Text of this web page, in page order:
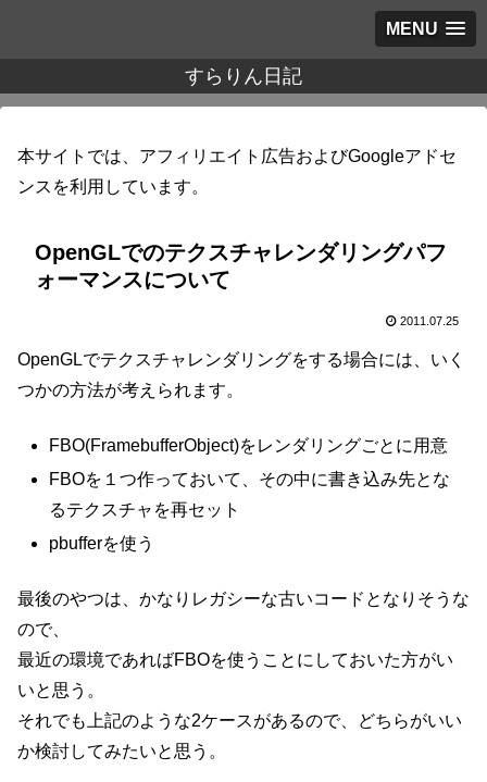
MENU
すらりん日記
本サイトでは、アフィリエイト広告およびGoogleアドセ
ンスを利用しています。
OpenGLでのテクスチャレンダリングパフ
ォーマンスについて
2011.07.25
OpenGLでテクスチャレンダリングをする場合には、いく
つかの方法が考えられます。
FBO(FramebufferObject)をレンダリングごとに用意
FBOを１つ作っておいて、その中に書き込み先とな
るテクスチャを再セット
pbufferを使う
最後のやつは、かなりレガシーな古いコードとなりそうな
ので、
最近の環境であればFBOを使うことにしておいた方がい
いと思う。
それでも上記のような2ケースがあるので、どちらがいい
か検討してみたいと思う。